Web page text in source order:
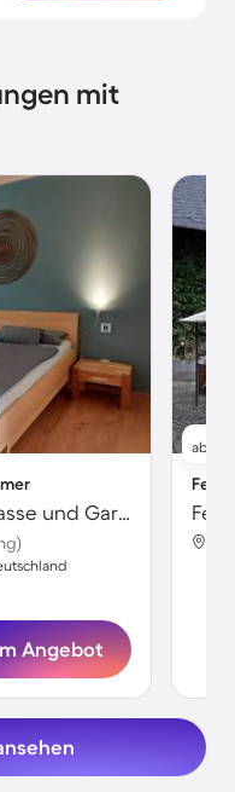
mit
Ferienhaus mit Sauna, Terrasse und Garten | Naturblick
Angebot
ab